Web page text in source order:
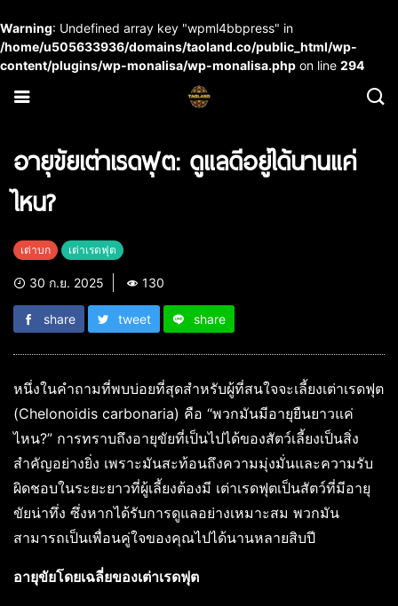
Warning: Undefined array key "wpml4bbpress" in
/home/u505633936/domains/taoland.co/public_html/wp-
content/plugins/wp-monalisa/wp-monalisa.php on line 294
อายุขัยเต่าเรดฟุต: ดูแลดีอยู่ได้นานแค่
ไหน?
เต่าบก เต่าเรดฟุต
30 ก.ย. 2025 130
share tweet share
หนึ่งในคำถามที่พบบ่อยที่สุดสำหรับผู้ที่สนใจจะเลี้ยงเต่าเรดฟุต
(Chelonoidis carbonaria) คือ “พวกมันมีอายุยืนยาวแค่
ไหน?” การทราบถึงอายุขัยที่เป็นไปได้ของสัตว์เลี้ยงเป็นสิ่ง
สำคัญอย่างยิ่ง เพราะมันสะท้อนถึงความมุ่งมั่นและความรับ
ผิดชอบในระยะยาวที่ผู้เลี้ยงต้องมี เต่าเรดฟุตเป็นสัตว์ที่มีอายุ
ขัยน่าทึ่ง ซึ่งหากได้รับการดูแลอย่างเหมาะสม พวกมัน
สามารถเป็นเพื่อนคู่ใจของคุณไปได้นานหลายสิบปี
อายุขัยโดยเฉลี่ยของเต่าเรดฟุต